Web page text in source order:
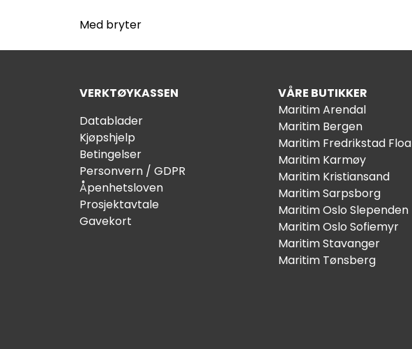
Med bryter
VERKTØYKASSEN
Datablader
Kjøpshjelp
Betingelser
Personvern / GDPR
Åpenhetsloven
Prosjektavtale
Gavekort
VÅRE BUTIKKER
Maritim Arendal
Maritim Bergen
Maritim Fredrikstad Floa
Maritim Karmøy
Maritim Kristiansand
Maritim Sarpsborg
Maritim Oslo Slependen
Maritim Oslo Sofiemyr
Maritim Stavanger
Maritim Tønsberg